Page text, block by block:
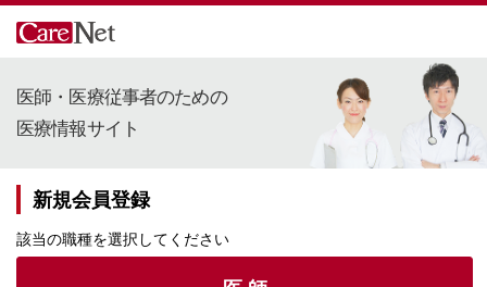
医師・医療従事者のための
医療情報サイト
新規会員登録
該当の職種を選択してください